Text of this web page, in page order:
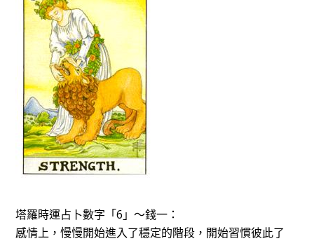
塔羅時運占卜數字「6」～錢一：
感情上，慢慢開始進入了穩定的階段，開始習慣彼此了